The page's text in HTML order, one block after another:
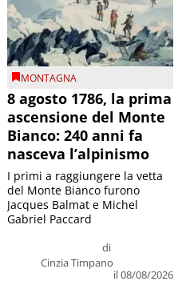
MONTAGNA
8 agosto 1786, la prima
ascensione del Monte
Bianco: 240 anni fa
nasceva l’alpinismo
di
Cinzia Timpano
il 08/08/2026
I primi a raggiungere la vetta
del Monte Bianco furono
Jacques Balmat e Michel
Gabriel Paccard